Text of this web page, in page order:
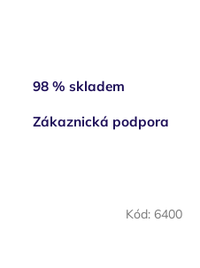
98 % skladem
Zákaznická podpora
Kód: 6400